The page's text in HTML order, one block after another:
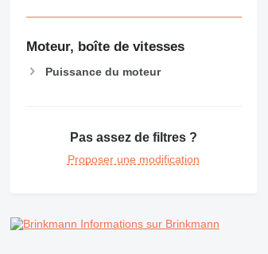
Moteur, boîte de vitesses
Puissance du moteur
Pas assez de filtres ?
Proposer une modification
Informations sur Brinkmann